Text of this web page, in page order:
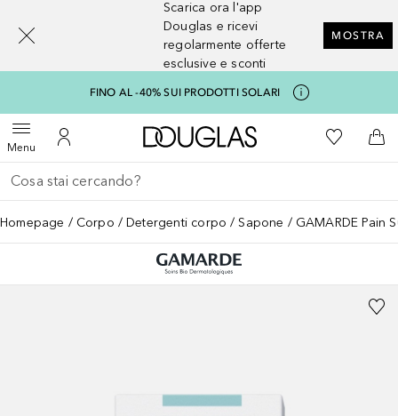
Scarica ora l'app
Douglas e ricevi
regolarmente offerte
esclusive e sconti
MOSTRA
FINO AL -40% SUI PRODOTTI SOLARI
MenuApri menuAl Mio Account
A Douglas HomeAlla Mia
Al
Torna indietro
Esegui ricerca
Homepage Corpo Detergenti corpo Sapone GAMARDE Pain
[navigation.slideout.screenreader]